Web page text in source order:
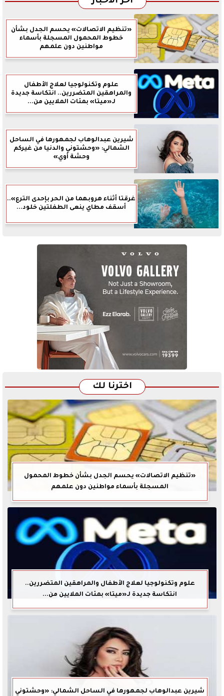
«تنظيم الاتصالات» يحسم الجدل بشأن
خطوط المحمول المسجلة بأسماء
مواطنين دون علمهم
علوم وتكنولوجيا لعلاج الأطفال
والمراهقين المتضررين.. انتكاسة جديدة
لـ«ميتا» بمئات الملايين من...
شيرين عبدالوهاب لجمهورها في الساحل
الشمالي: «وحشتوني والدنيا من غيركم
وحشة أوي»
غرقتا أثناء هروبهما من الحر بإحدى الترع»..
أسقف مطاي ينعى الطفلتين خلود...
اخترنا لك
«تنظيم الاتصالات» يحسم الجدل بشأن خطوط المحمول
المسجلة بأسماء مواطنين دون علمهم
علوم وتكنولوجيا لعلاج الأطفال والمراهقين المتضررين..
انتكاسة جديدة لـ«ميتا» بمئات الملايين من...
شيرين عبدالوهاب لجمهورها في الساحل الشمالي: «وحشتوني